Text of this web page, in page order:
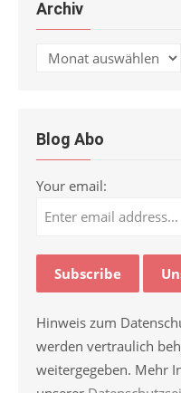
Archiv
Archiv
Blog Abo
Your email:
Hinweis zum
werden vertraulich
weitergegeben. Mehr